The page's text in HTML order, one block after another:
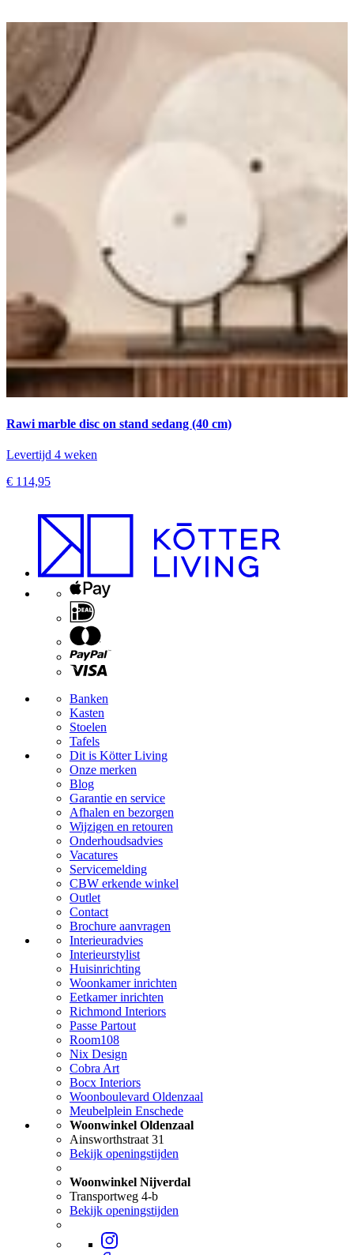
Rawi marble disc on stand sedang (40 cm)
Levertijd 4 weken
€ 114,95
Banken
Kasten
Stoelen
Tafels
Dit is Kötter Living
Onze merken
Blog
Garantie en service
Afhalen en bezorgen
Wijzigen en retouren
Onderhoudsadvies
Vacatures
Servicemelding
CBW erkende winkel
Outlet
Contact
Brochure aanvragen
Interieuradvies
Interieurstylist
Huisinrichting
Woonkamer inrichten
Eetkamer inrichten
Richmond Interiors
Passe Partout
Room108
Nix Design
Cobra Art
Bocx Interiors
Woonboulevard Oldenzaal
Meubelplein Enschede
Woonwinkel Oldenzaal
Ainsworthstraat 31
Bekijk openingstijden
Woonwinkel Nijverdal
Transportweg 4-b
Bekijk openingstijden